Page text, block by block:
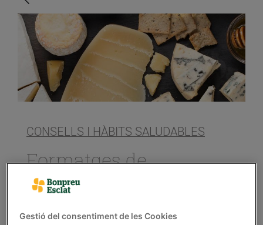
CONSELLS I HÀBITS SALUDABLES
Formatges de
proximitat
30/d’octubre/2020
Gestió del consentiment de les Cookies